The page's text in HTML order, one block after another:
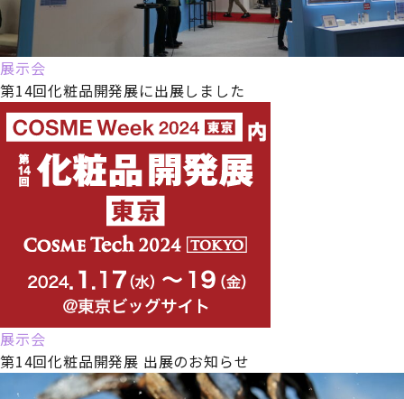
展示会
第14回化粧品開発展に出展しました
展示会
第14回化粧品開発展 出展のお知らせ